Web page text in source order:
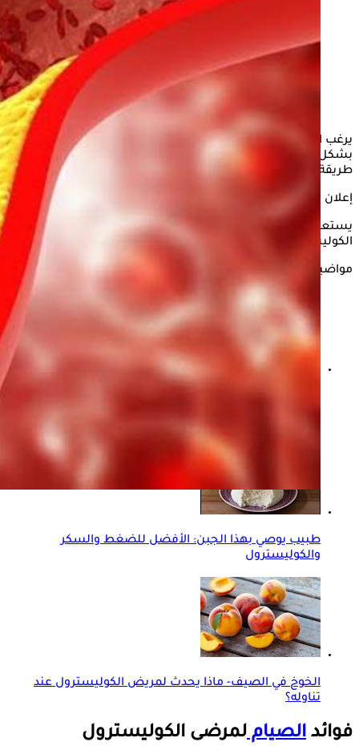
يرغب العديد من مرضى الكوليسترول في صيام شهررمضان
بشكل آمن، ولكن قد يتعرضون لبعض الأضرار الصحية نتيجة اتباع
طريقة صيام خاطئة وعدم الاهتمام بالنظام الغذائي والصحي.
إعلان
يستعرض "الكونسلتو" في التقرير التالي كل ما يتعلق بصوم مريض
الكوليسترول، وفقًا لما ذكره موقع "Healthline".
مواضيع ذات صلة
طبيب يوصي بهذا الجبن: الأفضل للضغط والسكر
والكوليسترول
الخوخ في الصيف- ماذا يحدث لمريض الكوليسترول عند
تناوله؟
فوائد الصياملمرضى الكوليسترول